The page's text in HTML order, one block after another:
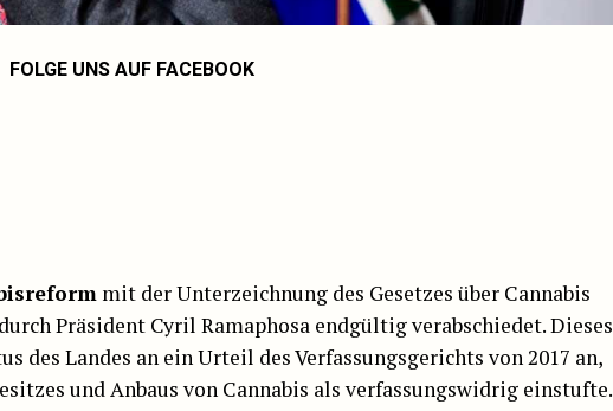
FOLGE UNS AUF FACEBOOK
mit der Unterzeichnung des Gesetzes über Cannabis
Präsident Cyril Ramaphosa endgültig verabschiedet. Dieses
des Landes an ein Urteil des Verfassungsgerichts von 2017 an,
und Anbaus von Cannabis als verfassungswidrig einstufte.